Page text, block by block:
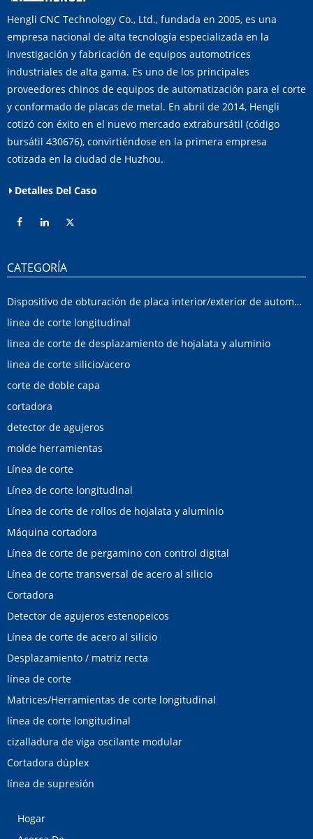
Hengli CNC Technology Co., Ltd., fundada en 2005, es una
empresa nacional de alta tecnología especializada en la
investigación y fabricación de equipos automotrices
industriales de alta gama. Es uno de los principales
proveedores chinos de equipos de automatización para el corte
y conformado de placas de metal. En abril de 2014, Hengli
cotizó con éxito en el nuevo mercado extrabursátil (código
bursátil 430676), convirtiéndose en la primera empresa
cotizada en la ciudad de Huzhou.
Detalles Del Caso
CATEGORÍA
Dispositivo de obturación de placa interior/exterior de automóvil
linea de corte longitudinal
linea de corte de desplazamiento de hojalata y aluminio
linea de corte silicio/acero
corte de doble capa
cortadora
detector de agujeros
molde herramientas
Línea de corte
Línea de corte longitudinal
Línea de corte de rollos de hojalata y aluminio
Máquina cortadora
Línea de corte de pergamino con control digital
Línea de corte transversal de acero al silicio
Cortadora
Detector de agujeros estenopeicos
Línea de corte de acero al silicio
Desplazamiento / matriz recta
línea de corte
Matrices/Herramientas de corte longitudinal
línea de corte longitudinal
cizalladura de viga oscilante modular
Cortadora dúplex
línea de supresión
Hogar